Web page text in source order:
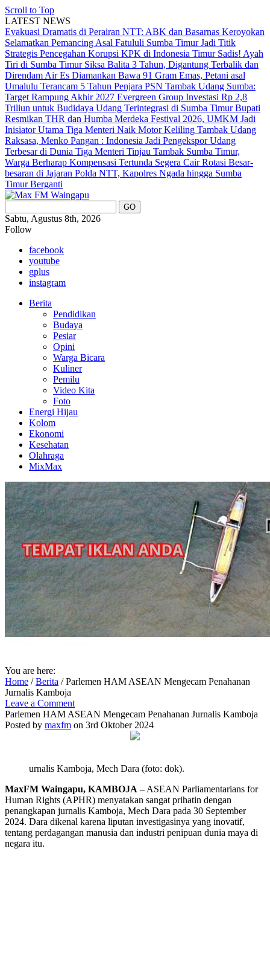
Scroll to Top
LATEST NEWS
Evakuasi Dramatis di Perairan NTT: ABK dan Basarnas Keroyokan
Selamatkan Pemancing Asal Fatululi Sumba Timur Jadi Titik
Strategis Pencegahan Korupsi KPK di Indonesia Timur Sadis! Ayah
Tiri di Sumba Timur Siksa Balita 3 Tahun, Digantung Terbalik dan
Direndam Air Es Diamankan Bawa 91 Gram Emas, Petani asal
Umalulu Terancam 5 Tahun Penjara PSN Tambak Udang Sumba:
Target Rampung Akhir 2027 Evergreen Group Investasi Rp 2,8
Triliun untuk Budidaya Udang Terintegrasi di Sumba TimurBupati
Resmikan THR dan Humba Merdeka Festival 2026, UMKM Jadi
Inisiator Utama Tiga Menteri Naik Motor Keliling Tambak Udang
Raksasa, Menko Pangan : Indonesia Jadi Pengekspor Udang
Terbesar di Dunia Tiga Menteri Tinjau Tambak Sumba Timur,
Warga Berharap Kompensasi Tertunda Segera CairRotasi Besar-
besaran di Jajaran Polda NTT, Kapolres Ngada hingga Sumba
Timur Berganti
Sabtu, Agustus 8th, 2026
Follow
facebook
youtube
gplus
instagram
Berita
Pendidikan
Budaya
Pesiar
Opini
Warga Bicara
Kuliner
Pemilu
Video Kita
Foto
Energi Hijau
Kolom
Ekonomi
Kesehatan
Olahraga
MixMax
You are here:
Home /Berita /Parlemen HAM ASEAN Mengecam Penahanan
Jurnalis Kamboja
Leave a Comment
Parlemen HAM ASEAN Mengecam Penahanan Jurnalis Kamboja
Posted by maxfm on 3rd Oktober 2024
urnalis Kamboja, Mech Dara (foto: dok).
MaxFM Waingapu, KAMBOJA – ASEAN Parliamentarians for
Human Rights (APHR) menyatakan sangat prihatin dengan
penangkapan jurnalis Kamboja, Mech Dara pada 30 September
2024. Dara dikenal karena liputan investigasinya yang inovatif,
tentang perdagangan manusia dan industri penipuan dunia maya di
negara itu.